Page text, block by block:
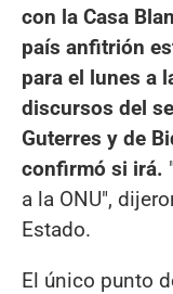
con la Casa
país anfitrión
para el lunes a
discursos del
Guterres y de
confirmó si irá.
a la ONU",
Estado.
El único punto